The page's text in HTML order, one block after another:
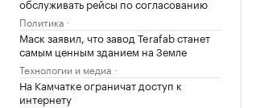
обслуживать рейсы по согласованию
Политика
Маск заявил, что завод Terafab станет
самым ценным зданием на Земле
Технологии и медиа
На Камчатке ограничат доступ к
интернету